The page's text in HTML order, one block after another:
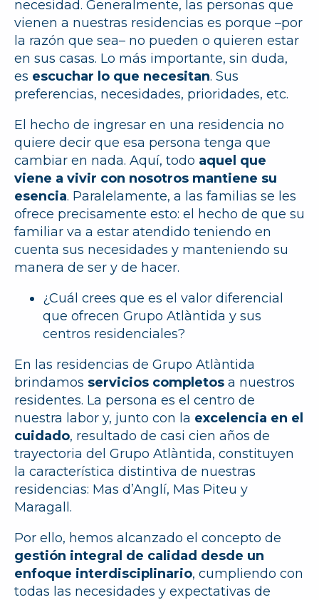
necesidad. Generalmente, las personas que
vienen a nuestras residencias es porque –por
la razón que sea– no pueden o quieren estar
en sus casas. Lo más importante, sin duda,
es escuchar lo que necesitan. Sus
preferencias, necesidades, prioridades, etc.
El hecho de ingresar en una residencia no
quiere decir que esa persona tenga que
cambiar en nada. Aquí, todo aquel que
viene a vivir con nosotros mantiene su
esencia. Paralelamente, a las familias se les
ofrece precisamente esto: el hecho de que su
familiar va a estar atendido teniendo en
cuenta sus necesidades y manteniendo su
manera de ser y de hacer.
¿Cuál crees que es el valor diferencial
que ofrecen Grupo Atlàntida y sus
centros residenciales?
En las residencias de Grupo Atlàntida
brindamos servicios completos a nuestros
residentes. La persona es el centro de
nuestra labor y, junto con la excelencia en el
cuidado, resultado de casi cien años de
trayectoria del Grupo Atlàntida, constituyen
la característica distintiva de nuestras
residencias: Mas d’Anglí, Mas Piteu y
Maragall.
Por ello, hemos alcanzado el concepto de
gestión integral de calidad desde un
enfoque interdisciplinario, cumpliendo con
todas las necesidades y expectativas de